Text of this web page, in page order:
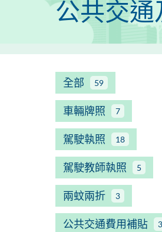
公共交
全部 59
車輛牌照 7
駕駛執照 18
駕駛教師執照 5
兩蚊兩折 3
公共交通費用補貼
3